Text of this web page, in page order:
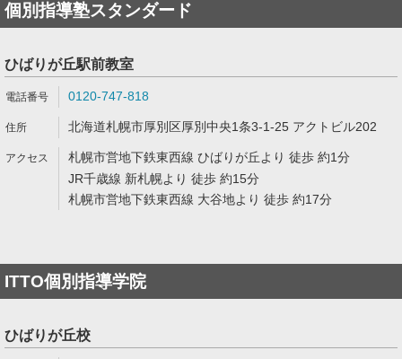
個別指導塾スタンダード
ひばりが丘駅前教室
0120-747-818
北海道札幌市厚別区厚別中央1条3-1-25 アクトビル202
札幌市営地下鉄東西線 ひばりが丘より 徒歩 約1分
JR千歳線 新札幌より 徒歩 約15分
札幌市営地下鉄東西線 大谷地より 徒歩 約17分
ITTO個別指導学院
ひばりが丘校